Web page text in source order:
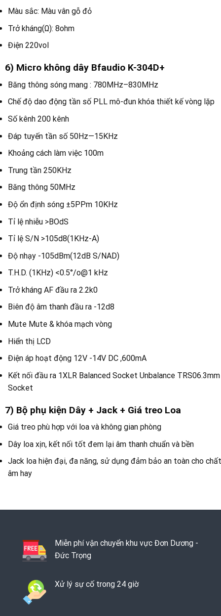
Màu sắc: Màu vân gỗ đỏ
Trở kháng(Ω): 8ohm
Điện 220vol
6) Micro không dây Bfaudio K-304D+
Băng thông sóng mang : 780MHz–830MHz
Chế độ dao động tần số PLL mô-đun khóa thiết kế vòng lặp
Số kênh 200 kênh
Đáp tuyến tần số 50Hz—15KHz
Khoảng cách làm việc 100m
Trung tần 250KHz
Băng thông 50MHz
Độ ổn định sóng ±5PPm 10KHz
Tỉ lệ nhiễu >BOdS
Tỉ lệ S/N >105d8(1KHz-A)
Độ nhạy -105dBm(12dB S/NAD)
T.H.D. (1KHz) <0.5°/o@1 kHz
Trở kháng AF đầu ra 2.2k0
Biên độ âm thanh đầu ra -12d8
Mute Mute & khóa mạch vòng
Hiển thị LCD
Điện áp hoạt động 12V -14V DC ,600mA
Kết nối đầu ra 1XLR Balanced Socket Unbalance TRS06.3mm
Socket
7) Bộ phụ kiện Dây + Jack + Giá treo Loa
Giá treo phù hợp với loa và không gian phòng
Dây loa xịn, kết nối tốt đem lại âm thanh chuẩn và bền
Jack loa hiện đại, đa năng, sử dụng đảm bảo an toàn cho chất
âm hay
Miễn phí vận chuyển khu vực Đơn Dương -
Đức Trọng
Xử lý sự cố trong 24 giờ